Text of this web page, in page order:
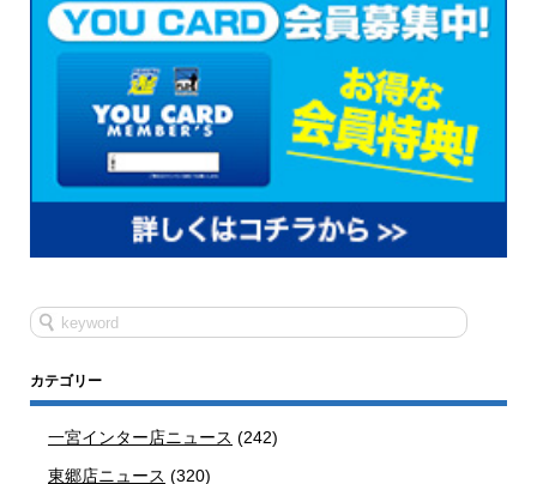
カテゴリー
一宮インター店ニュース (242)
東郷店ニュース (320)